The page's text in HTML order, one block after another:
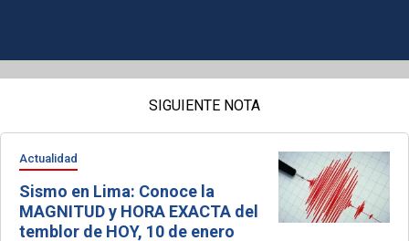
SIGUIENTE NOTA
Actualidad
Sismo en Lima: Conoce la
MAGNITUD y HORA EXACTA del
temblor de HOY, 10 de enero